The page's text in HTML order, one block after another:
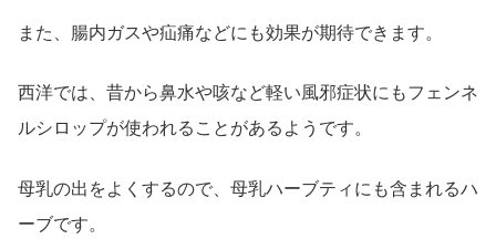
また、腸内ガスや疝痛などにも効果が期待できます。
西洋では、昔から鼻水や咳など軽い風邪症状にもフェンネ
ルシロップが使われることがあるようです。
母乳の出をよくするので、母乳ハーブティにも含まれるハ
ーブです。